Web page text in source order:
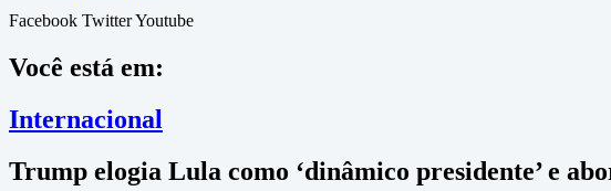
Facebook TwitterYoutube
Você está em:
Internacional
Trump elogia Lula como ‘dinâmico presidente’ e